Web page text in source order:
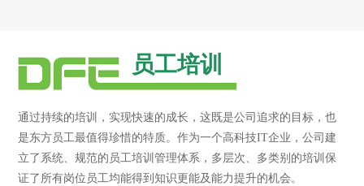
员工培训
通过持续的培训，实现快速的成长，这既是公司追求的目标，也
是东方员工最值得珍惜的特质。作为一个高科技IT企业，公司建
立了系统、规范的员工培训管理体系，多层次、多类别的培训保
证了所有岗位员工均能得到知识更能及能力提升的机会。